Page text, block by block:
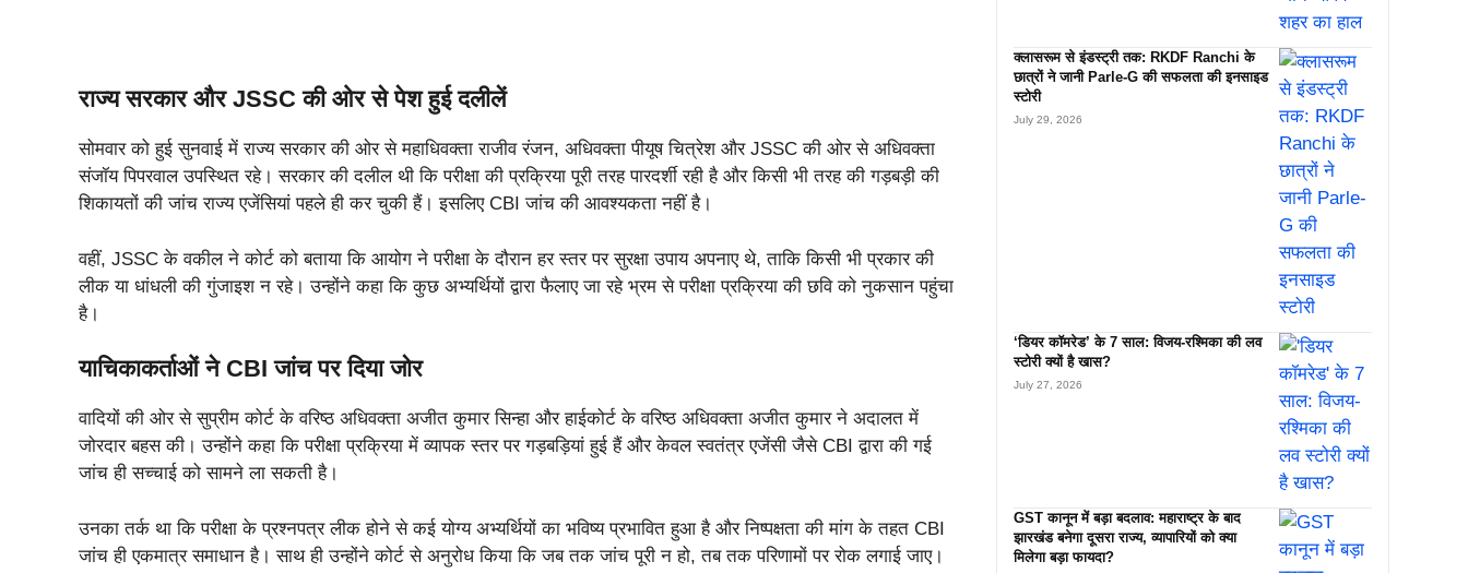
राज्य सरकार और JSSC की ओर से पेश हुई दलीलें
सोमवार को हुई सुनवाई में राज्य सरकार की ओर से महाधिवक्ता राजीव रंजन, अधिवक्ता पीयूष चित्रेश और JSSC की ओर से अधिवक्ता
संजॉय पिपरवाल उपस्थित रहे। सरकार की दलील थी कि परीक्षा की प्रक्रिया पूरी तरह पारदर्शी रही है और किसी भी तरह की गड़बड़ी की
शिकायतों की जांच राज्य एजेंसियां पहले ही कर चुकी हैं। इसलिए CBI जांच की आवश्यकता नहीं है।
वहीं, JSSC के वकील ने कोर्ट को बताया कि आयोग ने परीक्षा के दौरान हर स्तर पर सुरक्षा उपाय अपनाए थे, ताकि किसी भी प्रकार की
लीक या धांधली की गुंजाइश न रहे। उन्होंने कहा कि कुछ अभ्यर्थियों द्वारा फैलाए जा रहे भ्रम से परीक्षा प्रक्रिया की छवि को नुकसान पहुंचा
है।
याचिकाकर्ताओं ने CBI जांच पर दिया जोर
वादियों की ओर से सुप्रीम कोर्ट के वरिष्ठ अधिवक्ता अजीत कुमार सिन्हा और हाईकोर्ट के वरिष्ठ अधिवक्ता अजीत कुमार ने अदालत में
जोरदार बहस की। उन्होंने कहा कि परीक्षा प्रक्रिया में व्यापक स्तर पर गड़बड़ियां हुई हैं और केवल स्वतंत्र एजेंसी जैसे CBI द्वारा की गई
जांच ही सच्चाई को सामने ला सकती है।
उनका तर्क था कि परीक्षा के प्रश्नपत्र लीक होने से कई योग्य अभ्यर्थियों का भविष्य प्रभावित हुआ है और निष्पक्षता की मांग के तहत CBI
जांच ही एकमात्र समाधान है। साथ ही उन्होंने कोर्ट से अनुरोध किया कि जब तक जांच पूरी न हो, तब तक परिणामों पर रोक लगाई जाए।
क्लासरूम से इंडस्ट्री तक: RKDF Ranchi के
छात्रों ने जानी Parle-G की सफलता की इनसाइड
स्टोरी
July 29, 2026
‘डियर कॉमरेड’ के 7 साल: विजय-रश्मिका की लव
स्टोरी क्यों है खास?
July 27, 2026
GST कानून में बड़ा बदलाव: महाराष्ट्र के बाद
झारखंड बनेगा दूसरा राज्य, व्यापारियों को क्या
मिलेगा बड़ा फायदा?